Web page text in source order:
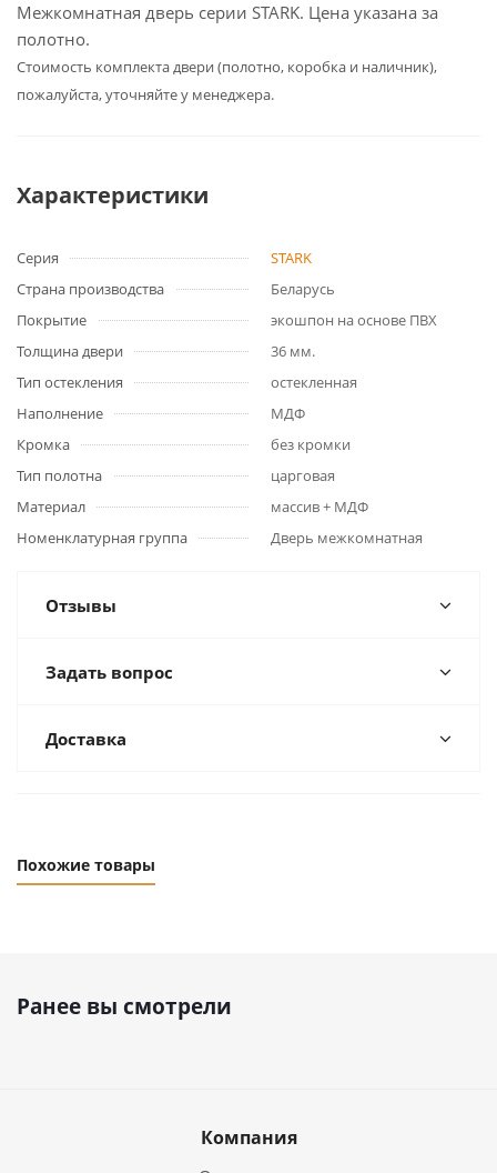
Межкомнатная дверь серии STARK. Цена указана за
полотно.
Cтоимость комплекта двери (полотно, коробка и наличник),
пожалуйста, уточняйте у менеджера.
Характеристики
Серия
STARK
Страна производства
Беларусь
Покрытие
экошпон на основе ПВХ
Толщина двери
36 мм.
Тип остекления
остекленная
Наполнение
МДФ
Кромка
без кромки
Тип полотна
царговая
Материал
массив + МДФ
Номенклатурная группа
Дверь межкомнатная
Отзывы
Задать вопрос
Доставка
Похожие товары
Ранее вы смотрели
Компания